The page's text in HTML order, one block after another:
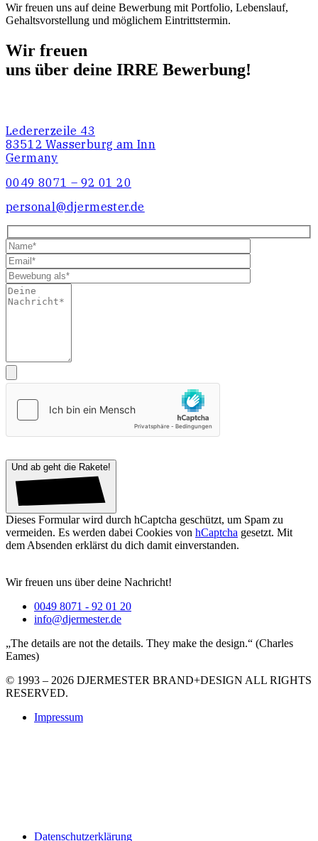
Wir freuen uns auf deine Bewerbung mit Portfolio, Lebenslauf,
Gehaltsvorstellung und möglichem Eintrittstermin.
Wir freuen
uns über deine IRRE Bewerbung!
Ledererzeile 43
83512 Wasserburg am Inn
Germany
0049 8071 – 92 01 20
personal@djermester.de
Und ab geht die Rakete!
Dieses Formular wird durch hCaptcha geschützt, um Spam zu
vermeiden. Es werden dabei Cookies von hCaptcha gesetzt. Mit
dem Absenden erklärst du dich damit einverstanden.
Wir freuen uns über deine Nachricht!
0049 8071 - 92 01 20
info@djermester.de
„The details are not the details. They make the design.“ (Charles
Eames)
© 1993 – 2026 DJERMESTER BRAND+DESIGN ALL RIGHTS
RESERVED.
Impressum
Datenschutzerklärung